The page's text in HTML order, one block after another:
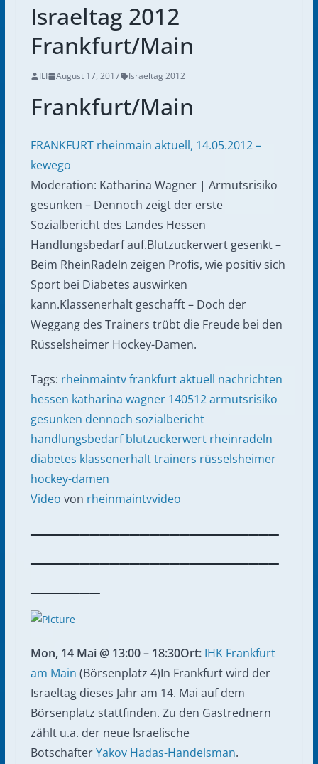
Israeltag 2012
Frankfurt/Main
ILI August 17, 2017 Israeltag 2012
Frankfurt/Main
FRANKFURT rheinmain aktuell, 14.05.2012 –
kewego
Moderation: Katharina Wagner | Armutsrisiko
gesunken – Dennoch zeigt der erste
Sozialbericht des Landes Hessen
Handlungsbedarf auf.Blutzuckerwert gesenkt –
Beim RheinRadeln zeigen Profis, wie positiv sich
Sport bei Diabetes auswirken
kann.Klassenerhalt geschafft – Doch der
Weggang des Trainers trübt die Freude bei den
Rüsselsheimer Hockey-Damen.
Tags: rheinmaintvfrankfurtaktuell nachrichten
hessen katharina wagner 140512armutsrisiko
gesunken dennoch sozialbericht
handlungsbedarf blutzuckerwert rheinradeln
diabetes klassenerhalttrainers rüsselsheimer
hockey-damen
Video von rheinmaintvvideo
Mon, 14 Mai @ 13:00 – 18:30Ort: IHK Frankfurt
am Main (Börsenplatz 4)In Frankfurt wird der
Israeltag dieses Jahr am 14. Mai auf dem
Börsenplatz stattfinden. Zu den Gastrednern
zählt u.a. der neue Israelische
BotschafterYakov Hadas-Handelsman.